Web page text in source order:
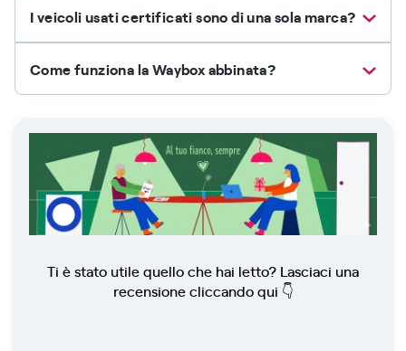
I veicoli usati certificati sono di una sola marca?
Come funziona la Waybox abbinata?
Ti è stato utile quello che hai letto? Lasciaci una
recensione cliccando qui 👇